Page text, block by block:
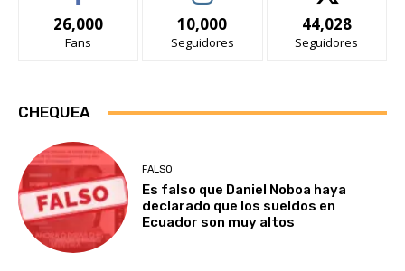
26,000
Fans
10,000
Seguidores
44,028
Seguidores
CHEQUEA
FALSO
Es falso que Daniel Noboa haya
declarado que los sueldos en
Ecuador son muy altos